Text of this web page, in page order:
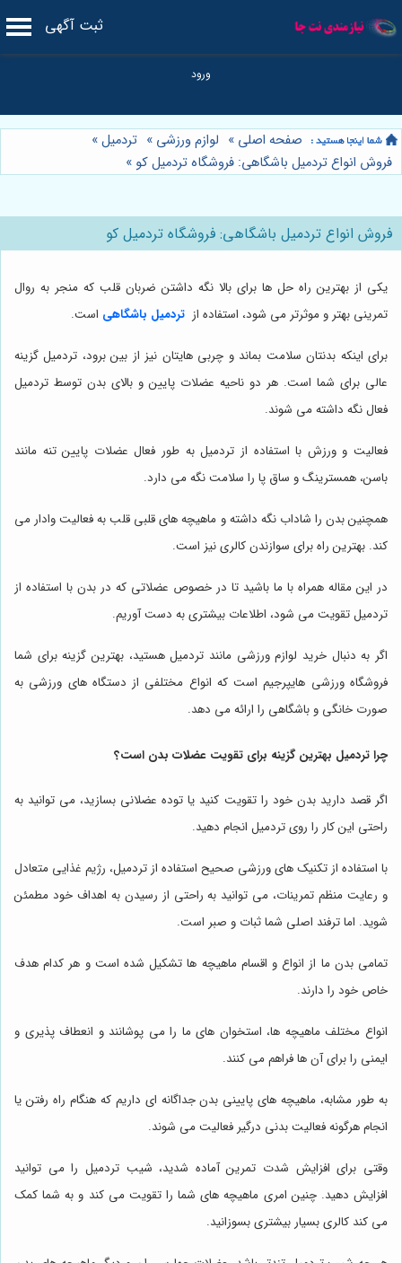
ثبت آگهی
صفحه اصلی » لوازم ورزشی » تردمیل»
فروش انواع تردمیل باشگاهی: فروشگاه تردمیل کو »
فروش انواع تردمیل باشگاهی: فروشگاه تردمیل کو
یکی از بهترین راه حل ها برای بالا نگه داشتن ضربان قلب که منجر به روال
تمرینی بهتر و موثرتر می شود، استفاده از تردمیل باشگاهی است.
برای اینکه بدنتان سلامت بماند و چربی هایتان نیز از بین برود، تردمیل گزینه
عالی برای شما است. هر دو ناحیه عضلات پایین و بالای بدن توسط تردمیل
فعال نگه داشته می شوند.
فعالیت و ورزش با استفاده از تردمیل به طور فعال عضلات پایین تنه مانند
باسن، همسترینگ و ساق پا را سلامت نگه می دارد.
همچنین بدن را شاداب نگه داشته و ماهیچه های قلبی قلب به فعالیت وادار می
کند. بهترین راه برای سوازندن کالری نیز است.
در این مقاله همراه با ما باشید تا در خصوص عضلاتی که در بدن با استفاده از
تردمیل تقویت می شود، اطلاعات بیشتری به دست آوریم.
اگر به دنبال خرید لوازم ورزشی مانند تردمیل هستید، بهترین گزینه برای شما
فروشگاه ورزشی هایپرجیم است که انواع مختلفی از دستگاه های ورزشی به
صورت خانگی و باشگاهی را ارائه می دهد.
چرا تردمیل بهترین گزینه برای تقویت عضلات بدن است؟
اگر قصد دارید بدن خود را تقویت کنید یا توده عضلانی بسازید، می توانید به
راحتی این کار را روی تردمیل انجام دهید.
با استفاده از تکنیک های ورزشی صحیح استفاده از تردمیل، رژیم غذایی متعادل
و رعایت منظم تمرینات، می توانید به راحتی از رسیدن به اهداف خود مطمئن
شوید. اما ترفند اصلی شما ثبات و صبر است.
تمامی بدن ما از انواع و اقسام ماهیچه ها تشکیل شده است و هر کدام هدف
خاص خود را دارند.
انواع مختلف ماهیچه ها، استخوان های ما را می پوشانند و انعطاف پذیری و
ایمنی را برای آن ها فراهم می کنند.
به طور مشابه، ماهیچه های پایینی بدن جداگانه ای داریم که هنگام راه رفتن یا
انجام هرگونه فعالیت بدنی درگیر فعالیت می شوند.
وقتی برای افزایش شدت تمرین آماده شدید، شیب تردمیل را می توانید
افزایش دهید. چنین امری ماهیچه های شما را تقویت می کند و به شما کمک
می کند کالری بسیار بیشتری بسوزانید.